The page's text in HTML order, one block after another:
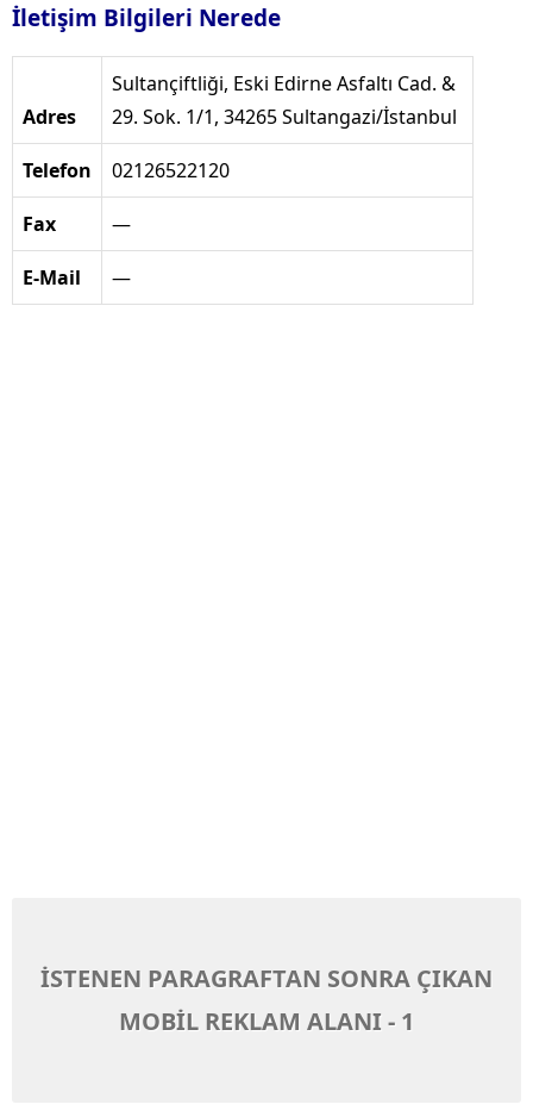
İletişim Bilgileri Nerede
Adres
Sultançiftliği, Eski Edirne Asfaltı Cad. &
29. Sok. 1/1, 34265 Sultangazi/İstanbul
Telefon 02126522120
Fax —
E-Mail —
İSTENEN PARAGRAFTAN SONRA ÇIKAN
MOBİL REKLAM ALANI - 1